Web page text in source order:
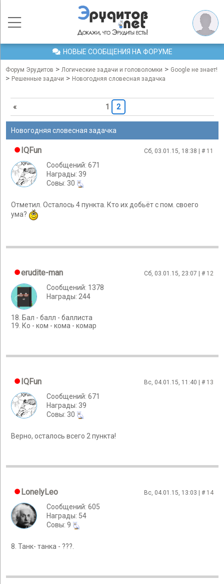
НОВЫЕ СООБЩЕНИЯ НА ФОРУМЕ
Форум Эрудитов > Логические задачи и головоломки > Google не знает!
> Решенные задачи > Новогодняя словесная задачка
« 1 2
Новогодняя словесная задачка
IQFun Сб, 03.01.15, 18:38 | # 11
Сообщений: 671
Награды: 39
Cовы: 30
Отметил. Осталось 4 пункта. Кто их добьёт с пом. своего
ума?
erudite-man Сб, 03.01.15, 23:07 | # 12
Сообщений: 1378
Награды: 244
18. Бал - балл - баллиста
19. Ко - ком - кома - комар
IQFun Вс, 04.01.15, 11:40 | # 13
Сообщений: 671
Награды: 39
Cовы: 30
Верно, осталось всего 2 пункта!
LonelyLeo Вс, 04.01.15, 13:03 | # 14
Сообщений: 605
Награды: 54
Cовы: 9
8. Танк- танка - ???.